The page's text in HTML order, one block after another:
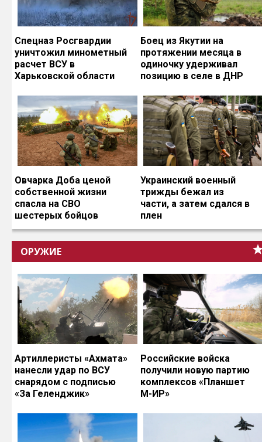
Спецназ Росгвардии
уничтожил минометный
расчет ВСУ в
Харьковской области
Боец из Якутии на
протяжении месяца в
одиночку удерживал
позицию в селе в ДНР
Овчарка Доба ценой
собственной жизни
спасла на СВО
шестерых бойцов
Украинский военный
трижды бежал из
части, а затем сдался в
плен
ОРУЖИЕ
Артиллеристы «Ахмата»
нанесли удар по ВСУ
снарядом с подписью
«За Геленджик»
Российские войска
получили новую партию
комплексов «Планшет
М-ИР»